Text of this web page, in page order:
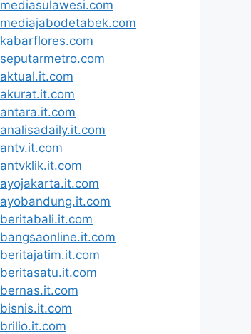
mediasulawesi.com
mediajabodetabek.com
kabarflores.com
seputarmetro.com
aktual.it.com
akurat.it.com
antara.it.com
analisadaily.it.com
antv.it.com
antvklik.it.com
ayojakarta.it.com
ayobandung.it.com
beritabali.it.com
bangsaonline.it.com
beritajatim.it.com
beritasatu.it.com
bernas.it.com
bisnis.it.com
brilio.it.com